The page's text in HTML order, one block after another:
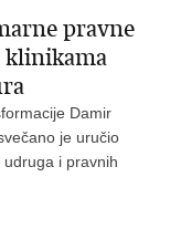
pravne
klinikama
Damir
je uručio
i pravnih